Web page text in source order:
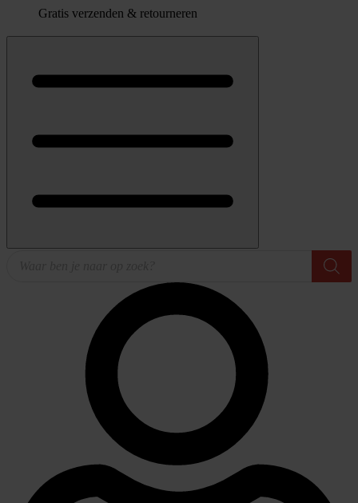
Gratis verzenden & retourneren